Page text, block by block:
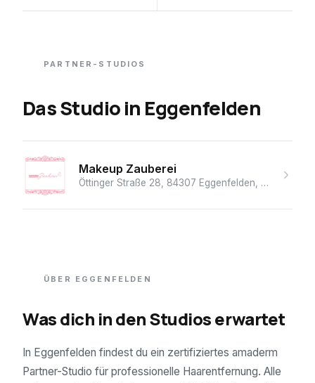
PARTNER-STUDIOS
Das Studioin Eggenfelden
Makeup Zauberei
Öttinger Straße 28, 84307 Eggenfelden, Deutschland
ÜBER EGGENFELDEN
Was dich in den Studios erwartet
In Eggenfelden findest du ein zertifiziertes amaderm
Partner-Studio für professionelle Haarentfernung. Alle